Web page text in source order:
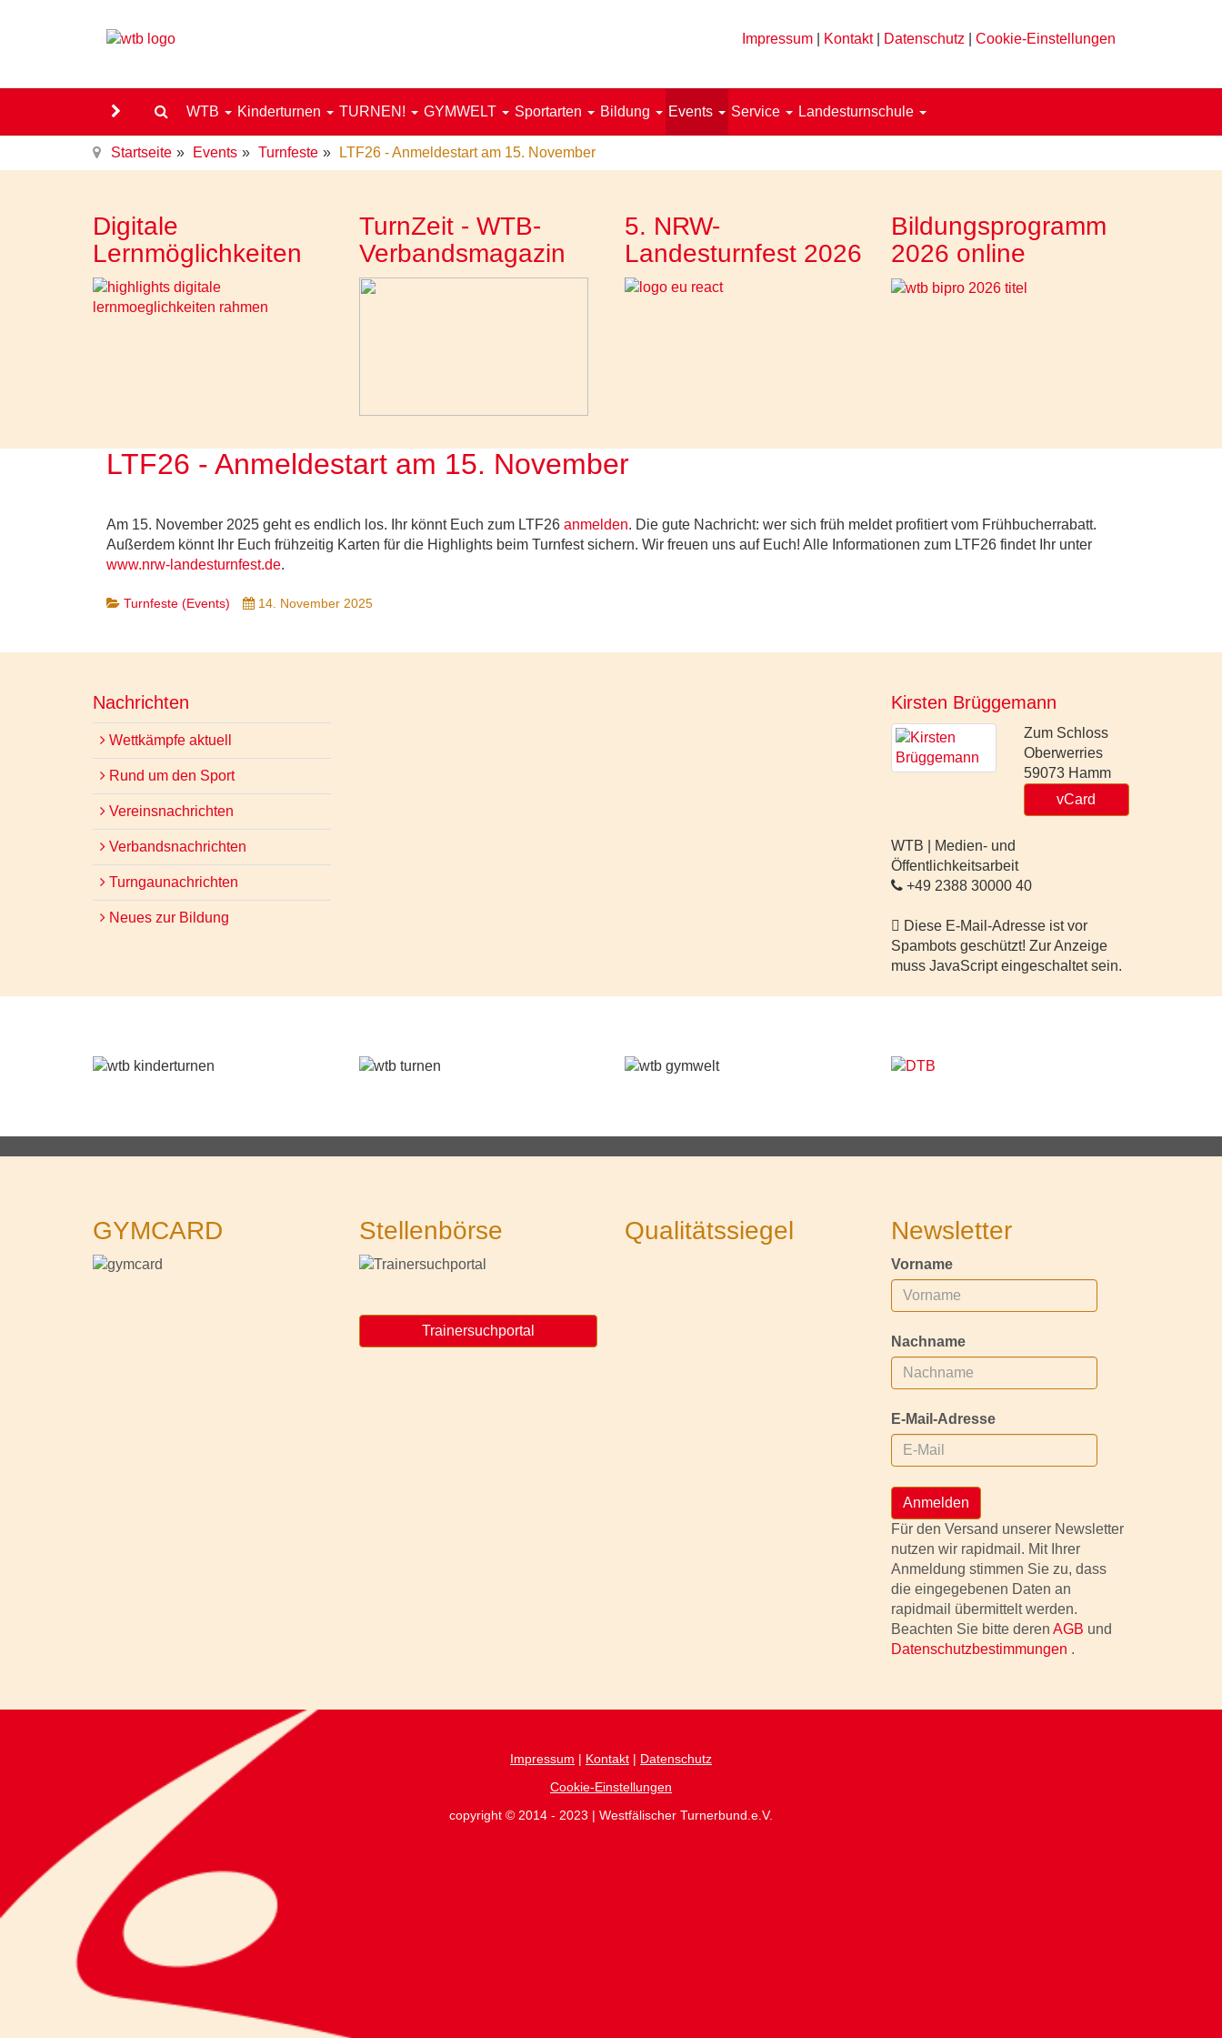
Impressum Kontakt| Datenschutz Cookie-Einstellungen
WTB Kinderturnen TURNEN! GYMWELT Sportarten Bildung Events Service Landesturnschule
Startseite Events Turnfeste LTF26 - Anmeldestart am 15. November
Digitale
Lernmöglichkeiten
TurnZeit - WTB-
Verbandsmagazin
5. NRW-
Landesturnfest 2026
Bildungsprogramm
2026 online
LTF26 - Anmeldestart am 15. November
Am 15. November 2025 geht es endlich los. Ihr könnt Euch zum LTF26 anmelden. Die gute Nachricht: wer sich früh meldet profitiert vom Frühbucherrabatt.
Außerdem könnt Ihr Euch frühzeitig Karten für die Highlights beim Turnfest sichern. Wir freuen uns auf Euch! Alle Informationen zum LTF26 findet Ihr unter
www.nrw-landesturnfest.de.
Turnfeste (Events) 14. November 2025
Nachrichten
Wettkämpfe aktuell
Rund um den Sport
Vereinsnachrichten
Verbandsnachrichten
Turngaunachrichten
Neues zur Bildung
Kirsten Brüggemann
Zum Schloss
Oberwerries
59073 Hamm
vCard
WTB | Medien- und
Öffentlichkeitsarbeit
+49 2388 30000 40
Diese E-Mail-Adresse ist vor
Spambots geschützt! Zur Anzeige
muss JavaScript eingeschaltet sein.
GYMCARD Stellenbörse
Trainersuchportal
Qualitätssiegel Newsletter
Vorname
Nachname
E-Mail-Adresse
Anmelden
Für den Versand unserer Newsletter
nutzen wir rapidmail. Mit Ihrer
Anmeldung stimmen Sie zu, dass
die eingegebenen Daten an
rapidmail übermittelt werden.
Beachten Sie bitte deren AGB und
Datenschutzbestimmungen .
Impressum | Kontakt | Datenschutz
Cookie-Einstellungen
copyright © 2014 - 2023 | Westfälischer Turnerbund.e.V.